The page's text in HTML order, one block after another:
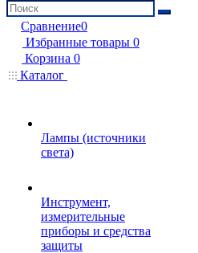
Сравнение0
Избранные товары 0
Корзина 0
Каталог
Лампы (источники
света)
Инструмент,
измерительные
приборы и средства
защиты